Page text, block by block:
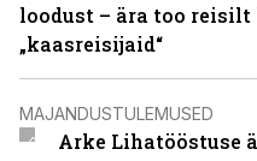
loodust – ära too
„kaasreisijaid“
MAJANDUSTULEMUSED
Arke Lihatööstuse